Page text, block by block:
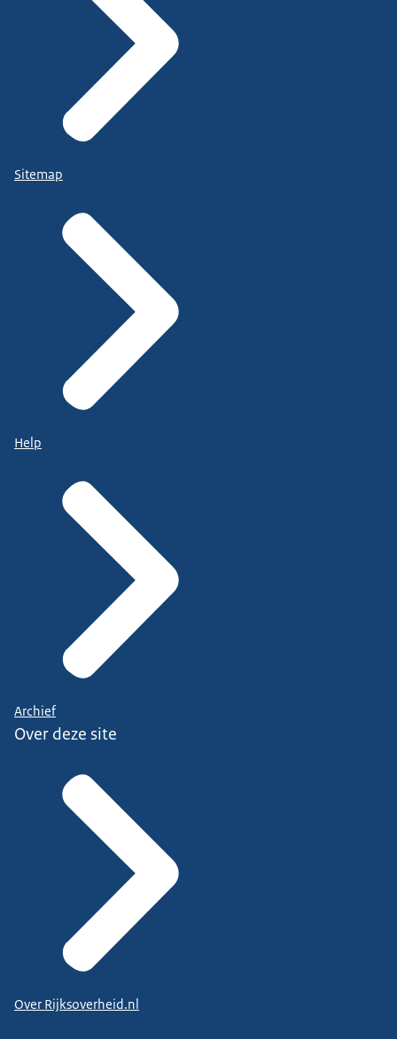
Sitemap
Help
Archief
Over deze site
Over Rijksoverheid.nl